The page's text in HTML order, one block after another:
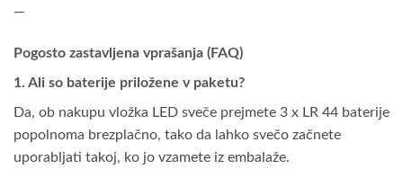
—
Pogosto zastavljena vprašanja (FAQ)
1. Ali so baterije priložene v paketu?
Da, ob nakupu vložka LED sveče prejmete 3 x LR 44 baterije
popolnoma brezplačno, tako da lahko svečo začnete
uporabljati takoj, ko jo vzamete iz embalaže.